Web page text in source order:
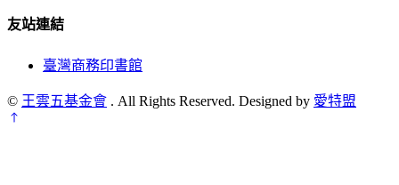
友站連結
臺灣商務印書館
© 王雲五基金會 . All Rights Reserved. Designed by 愛特盟